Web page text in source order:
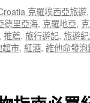
克羅埃西亞旅遊
德里亞海, 克羅地亞,
, 推薦, 旅行遊記, 旅遊
超市, 紅酒, 維他命發泡